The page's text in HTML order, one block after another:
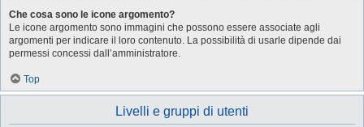
Che cosa sono le icone argomento?
Le icone argomento sono immagini che possono essere associate agli
argomenti per indicare il loro contenuto. La possibilità di usarle dipende dai
permessi concessi dall’amministratore.
Top
Livelli e gruppi di utenti